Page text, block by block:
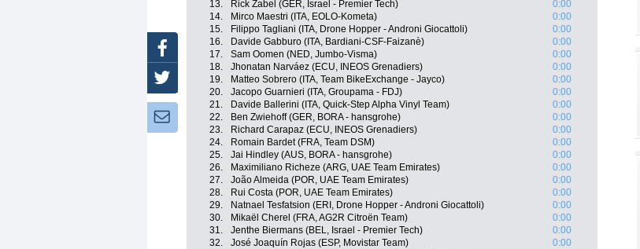
13.
Rick Zabel (GER, Israel - Premier Tech)
0:00
14.
Mirco Maestri (ITA, EOLO-Kometa)
0:00
15.
Filippo Tagliani (ITA, Drone Hopper - Androni Giocattoli)
0:00
16.
Davide Gabburo (ITA, Bardiani-CSF-Faizanè)
0:00
17.
Sam Oomen (NED, Jumbo-Visma)
0:00
18.
Jhonatan Narváez (ECU, INEOS Grenadiers)
0:00
19.
Matteo Sobrero (ITA, Team BikeExchange - Jayco)
0:00
20.
Jacopo Guarnieri (ITA, Groupama - FDJ)
0:00
21.
Davide Ballerini (ITA, Quick-Step Alpha Vinyl Team)
0:00
22.
Ben Zwiehoff (GER, BORA - hansgrohe)
0:00
23.
Richard Carapaz (ECU, INEOS Grenadiers)
0:00
24.
Romain Bardet (FRA, Team DSM)
0:00
25.
Jai Hindley (AUS, BORA - hansgrohe)
0:00
26.
Maximiliano Richeze (ARG, UAE Team Emirates)
0:00
27.
João Almeida (POR, UAE Team Emirates)
0:00
28.
Rui Costa (POR, UAE Team Emirates)
0:00
29.
Natnael Tesfatsion (ERI, Drone Hopper - Androni Giocattoli)
0:00
30.
Mikaël Cherel (FRA, AG2R Citroën Team)
0:00
31.
Jenthe Biermans (BEL, Israel - Premier Tech)
0:00
32.
José Joaquín Rojas (ESP, Movistar Team)
0:00
Facebook
Twitter
Newsletter: